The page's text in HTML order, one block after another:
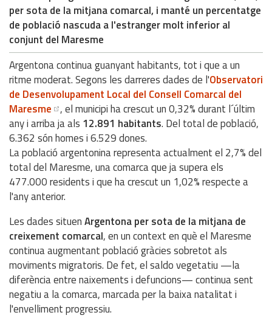
per sota de la mitjana comarcal, i manté un percentatge
de població nascuda a l'estranger molt inferior al
conjunt del Maresme
Argentona continua guanyant habitants, tot i que a un
ritme moderat. Segons les darreres dades de l'Observatori
de Desenvolupament Local del Consell Comarcal del
Maresme , el municipi ha crescut un 0,32% durant l´últim
any i arriba ja als 12.891 habitants. Del total de població,
6.362 són homes i 6.529 dones.
La població argentonina representa actualment el 2,7% del
total del Maresme, una comarca que ja supera els
477.000 residents i que ha crescut un 1,02% respecte a
l'any anterior.
Les dades situenArgentona per sota de la mitjana de
creixement comarcal, en un context en què el Maresme
continua augmentant població gràcies sobretot als
moviments migratoris. De fet, el saldo vegetatiu —la
diferència entre naixements i defuncions— continua sent
negatiu a la comarca, marcada per la baixa natalitat i
l'envelliment progressiu.